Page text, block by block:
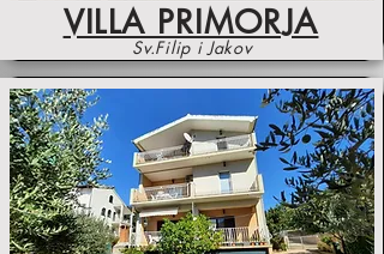
VILLA PRIMORJA
Sv.Filip i Jakov